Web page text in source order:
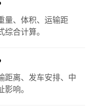
量、体积、运输距
综合计算。
距离、发车安排、中
响。